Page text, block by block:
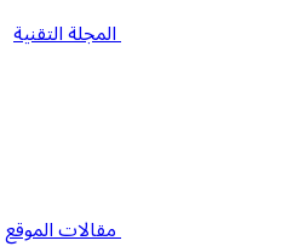
المجلة التقنية
مقالات الموقع